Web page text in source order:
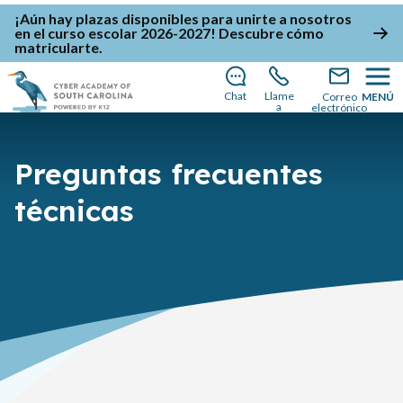
¡Aún hay plazas disponibles para unirte a nosotros
en el curso escolar 2026-2027! Descubre cómo
matricularte.
Chat
Llame
a
Correo
electrónico
MENÚ
Preguntas frecuentes
técnicas